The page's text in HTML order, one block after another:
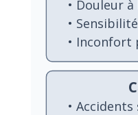
• Douleur
•
• Inconfort
•